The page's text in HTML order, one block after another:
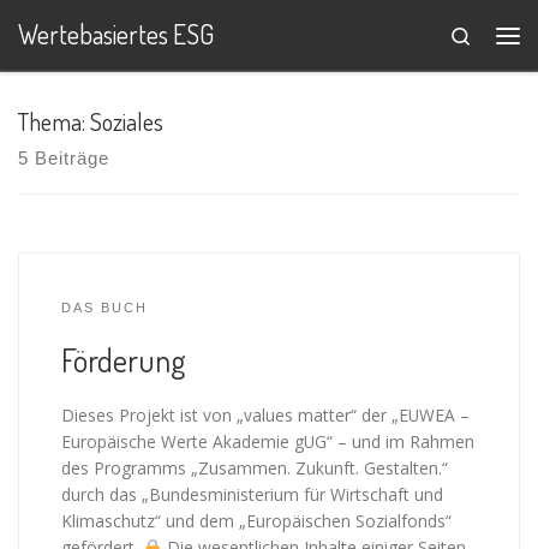
Zum Inhalt springen
Wertebasiertes ESG
Search
Thema: Soziales
5 Beiträge
DAS BUCH
Förderung
Dieses Projekt ist von „values matter“ der „EUWEA –
Europäische Werte Akademie gUG“ – und im Rahmen
des Programms „Zusammen. Zukunft. Gestalten.“
durch das „Bundesministerium für Wirtschaft und
Klimaschutz“ und dem „Europäischen Sozialfonds“